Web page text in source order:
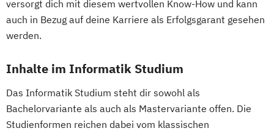
versorgt dich mit diesem wertvollen Know-How und kann
auch in Bezug auf deine Karriere als Erfolgsgarant gesehen
werden.
Inhalte im Informatik Studium
Das Informatik Studium steht dir sowohl als
Bachelorvariante als auch als Mastervariante offen. Die
Studienformen reichen dabei vom klassischen